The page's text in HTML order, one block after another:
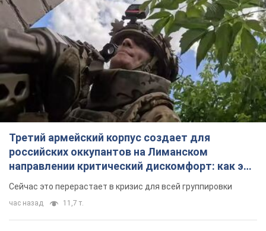
Третий армейский корпус создает для
российских оккупантов на Лиманском
направлении критический дискомфорт: как это
удалось
Сейчас это перерастает в кризис для всей группировки
час назад 11,7 т.